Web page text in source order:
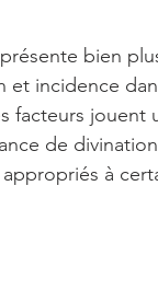
bien
incidence
jouent
de
à